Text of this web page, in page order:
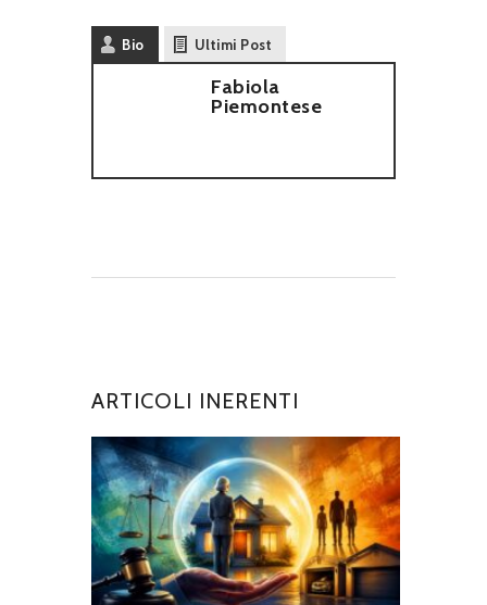
Bio Ultimi Post
Fabiola
Piemontese
ARTICOLI INERENTI